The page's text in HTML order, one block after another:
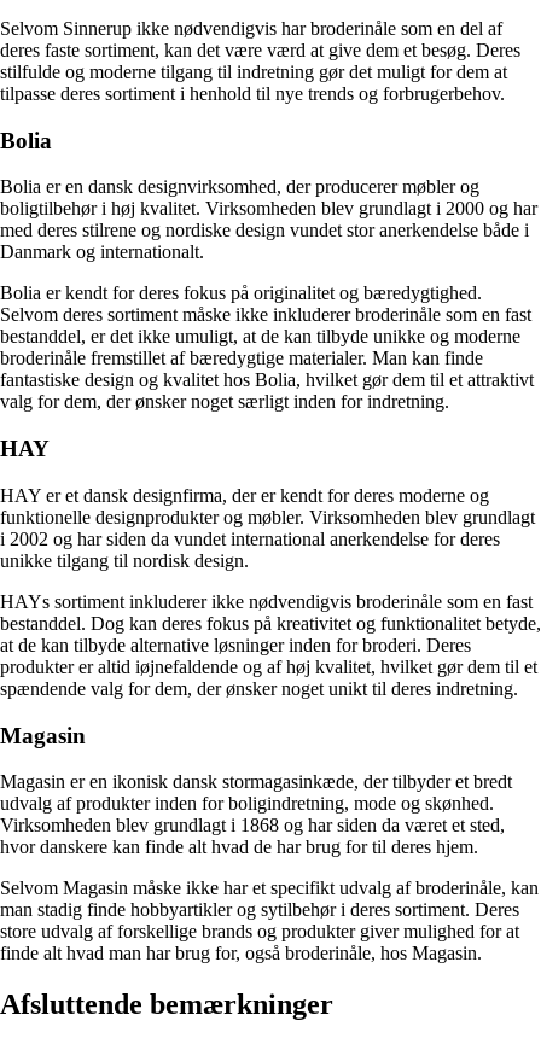
Selvom Sinnerup ikke nødvendigvis har broderinåle som en del af
deres faste sortiment, kan det være værd at give dem et besøg. Deres
stilfulde og moderne tilgang til indretning gør det muligt for dem at
tilpasse deres sortiment i henhold til nye trends og forbrugerbehov.
Bolia
Bolia er en dansk designvirksomhed, der producerer møbler og
boligtilbehør i høj kvalitet. Virksomheden blev grundlagt i 2000 og har
med deres stilrene og nordiske design vundet stor anerkendelse både i
Danmark og internationalt.
Bolia er kendt for deres fokus på originalitet og bæredygtighed.
Selvom deres sortiment måske ikke inkluderer broderinåle som en fast
bestanddel, er det ikke umuligt, at de kan tilbyde unikke og moderne
broderinåle fremstillet af bæredygtige materialer. Man kan finde
fantastiske design og kvalitet hos Bolia, hvilket gør dem til et attraktivt
valg for dem, der ønsker noget særligt inden for indretning.
HAY
HAY er et dansk designfirma, der er kendt for deres moderne og
funktionelle designprodukter og møbler. Virksomheden blev grundlagt
i 2002 og har siden da vundet international anerkendelse for deres
unikke tilgang til nordisk design.
HAYs sortiment inkluderer ikke nødvendigvis broderinåle som en fast
bestanddel. Dog kan deres fokus på kreativitet og funktionalitet betyde,
at de kan tilbyde alternative løsninger inden for broderi. Deres
produkter er altid iøjnefaldende og af høj kvalitet, hvilket gør dem til et
spændende valg for dem, der ønsker noget unikt til deres indretning.
Magasin
Magasin er en ikonisk dansk stormagasinkæde, der tilbyder et bredt
udvalg af produkter inden for boligindretning, mode og skønhed.
Virksomheden blev grundlagt i 1868 og har siden da været et sted,
hvor danskere kan finde alt hvad de har brug for til deres hjem.
Selvom Magasin måske ikke har et specifikt udvalg af broderinåle, kan
man stadig finde hobbyartikler og sytilbehør i deres sortiment. Deres
store udvalg af forskellige brands og produkter giver mulighed for at
finde alt hvad man har brug for, også broderinåle, hos Magasin.
Afsluttende bemærkninger